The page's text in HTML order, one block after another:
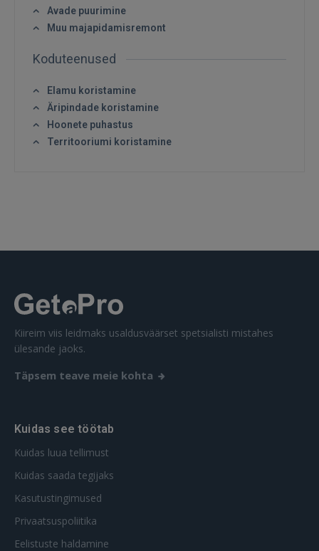
REGISTREERIMINE
Avade puurimine
Muu majapidamisremont
Koduteenused
Elamu koristamine
Äripindade koristamine
Hoonete puhastus
Territooriumi koristamine
Kiireim viis leidmaks usaldusväärset spetsialisti mistahes
ülesande jaoks.
Täpsem teave meie kohta
Kuidas see töötab
Kuidas luua tellimust
Kuidas saada tegijaks
Kasutustingimused
Privaatsuspoliitika
Eelistuste haldamine